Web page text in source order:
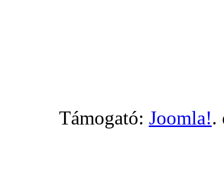
Támogató: Joomla!.